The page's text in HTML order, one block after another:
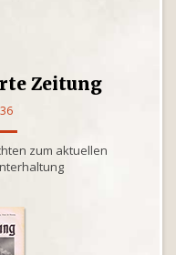
Zeitung
zum aktuellen